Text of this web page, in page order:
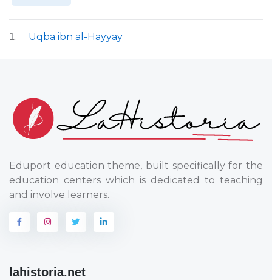
Uqba ibn al-Hayyay
Eduport education theme, built specifically for the
education centers which is dedicated to teaching
and involve learners.
lahistoria.net